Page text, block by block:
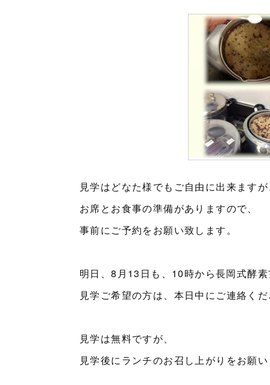
見学はどなた様でもご自由に出来ますが
お席とお食事の準備がありますので、
事前にご予約をお願い致します。
明日、8月13日も、10時から長岡式酵素
見学ご希望の方は、本日中にご連絡くだ
見学は無料ですが、
見学後にランチのお召し上がりをお願い